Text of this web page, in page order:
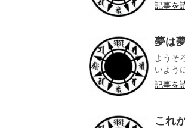
記事を
夢は
ようそ
いよう
記事を
これ